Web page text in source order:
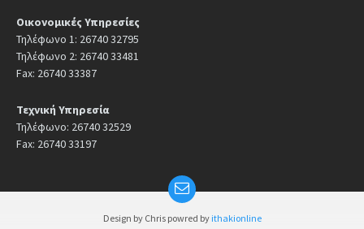
Οικονομικές Υπηρεσίες
Τηλέφωνο 1: 26740 32795
Τηλέφωνο 2: 26740 33481
Fax: 26740 33387
Τεχνική Υπηρεσία
Τηλέφωνο: 26740 32529
Fax: 26740 33197
Design by Chris powred by ithakionline